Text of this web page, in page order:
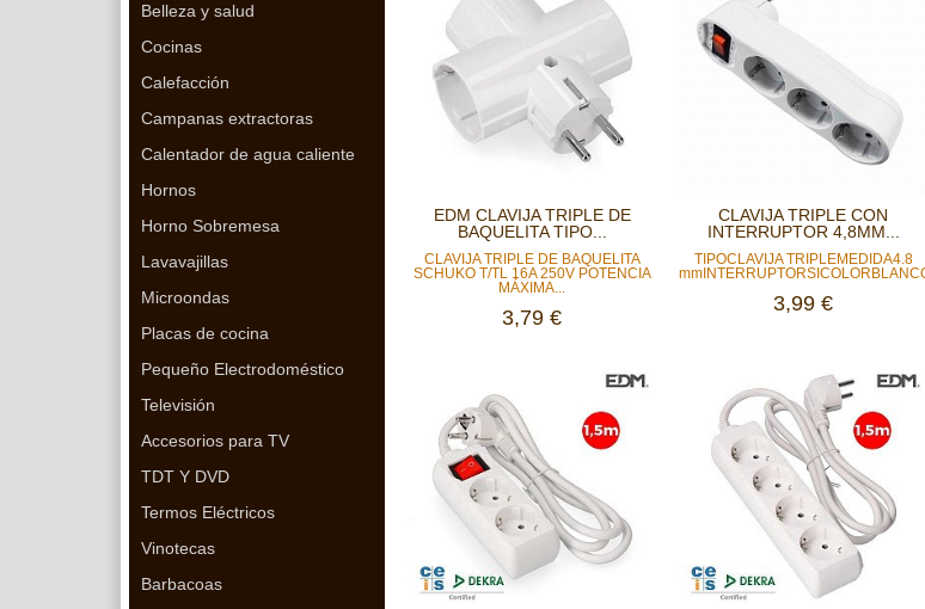
Belleza y salud
Cocinas
Calefacción
Campanas extractoras
Calentador de agua caliente
Hornos
Horno Sobremesa
Lavavajillas
Microondas
Placas de cocina
Pequeño Electrodoméstico
Televisión
Accesorios para TV
TDT Y DVD
Termos Eléctricos
Vinotecas
Barbacoas
EDM CLAVIJA TRIPLE DE
BAQUELITA TIPO...
CLAVIJA TRIPLE DE BAQUELITA
SCHUKO T/TL 16A 250V POTENCIA
MÁXIMA...
3,79 €
CLAVIJA TRIPLE CON
INTERRUPTOR 4,8MM...
TIPOCLAVIJA TRIPLEMEDIDA4.8
3,99 €